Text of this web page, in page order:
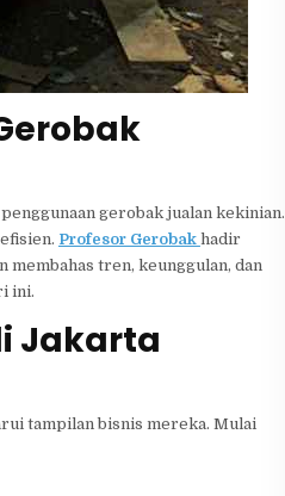
gerobak jualan kekinian.
Profesor Gerobak hadir
tren, keunggulan, dan
ini.
Jakarta
tampilan bisnis mereka. Mulai